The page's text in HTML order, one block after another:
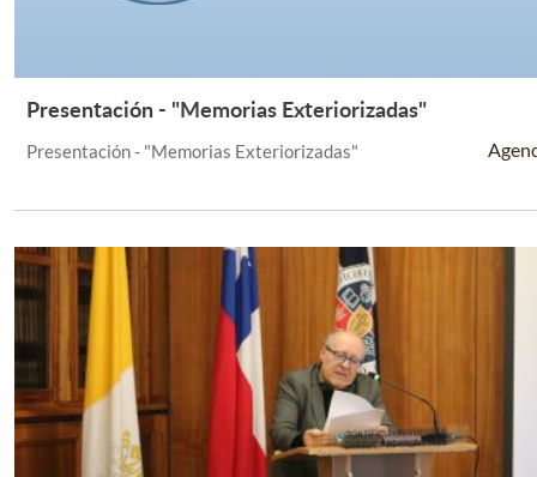
Leer Más +
Presentación - "Memorias Exteriorizadas"
Presentación - "Memorias Exteriorizadas"